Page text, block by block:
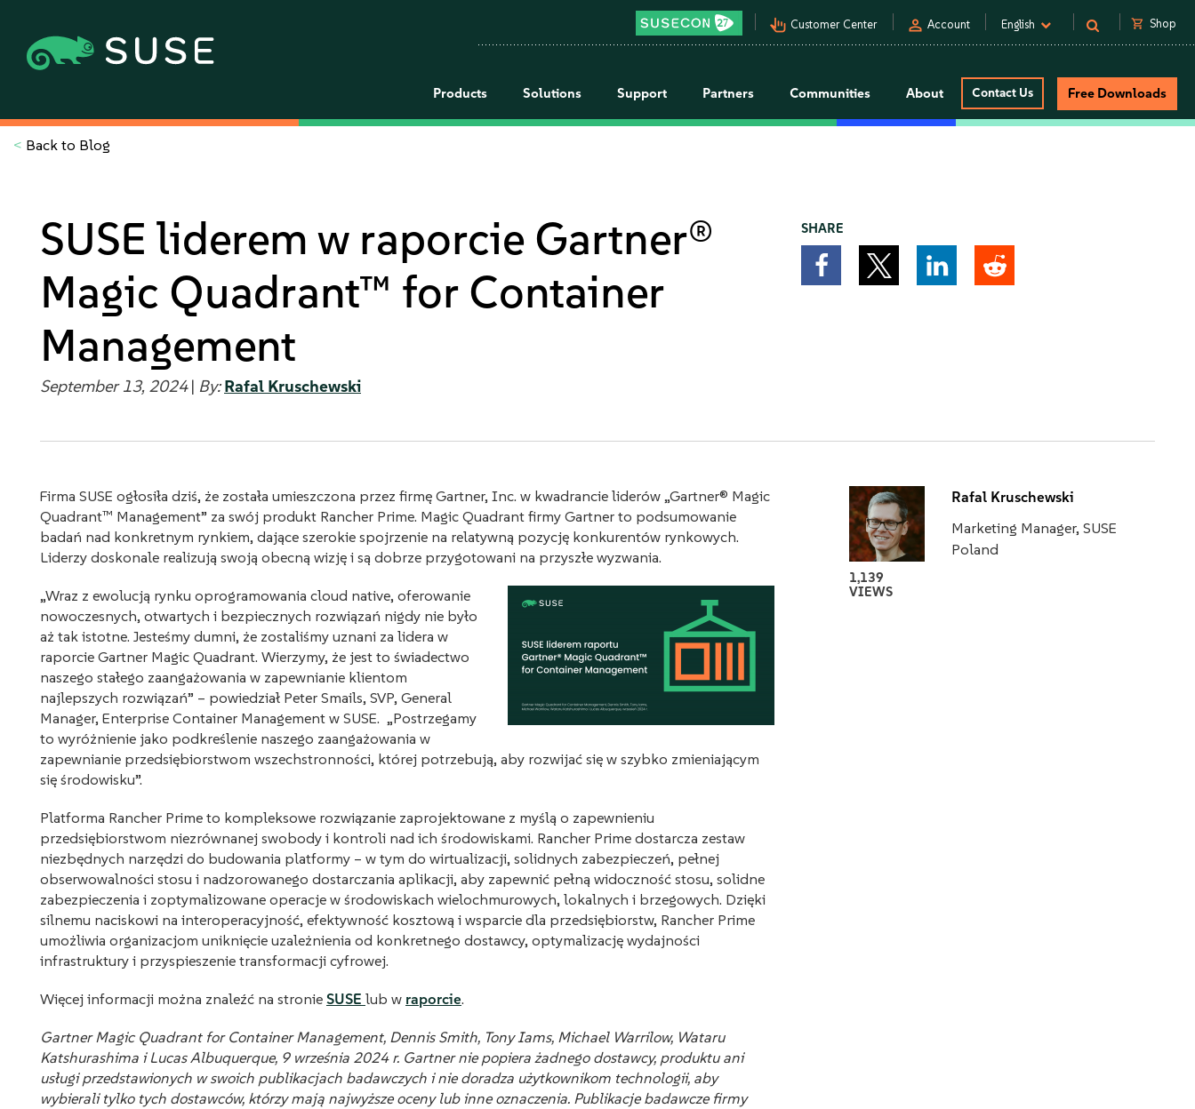
pan_tool_alt Customer Center person Account English shopping_cart Shop
Products Solutions Support Partners Communities About Contact Us Free Downloads
< Back to Blog
SUSE liderem w raporcie Gartner®
Magic Quadrant™ for Container
Management
September 13, 2024| By:Rafal Kruschewski
SHARE
Firma SUSE ogłosiła dziś, że została umieszczona przez firmę Gartner, Inc. w kwadrancie liderów „Gartner® Magic
Quadrant™ Management” za swój produkt Rancher Prime. Magic Quadrant firmy Gartner to podsumowanie
badań nad konkretnym rynkiem, dające szerokie spojrzenie na relatywną pozycję konkurentów rynkowych.
Liderzy doskonale realizują swoją obecną wizję i są dobrze przygotowani na przyszłe wyzwania.
„Wraz z ewolucją rynku oprogramowania cloud native, oferowanie
nowoczesnych, otwartych i bezpiecznych rozwiązań nigdy nie było
aż tak istotne. Jesteśmy dumni, że zostaliśmy uznani za lidera w
raporcie Gartner Magic Quadrant. Wierzymy, że jest to świadectwo
naszego stałego zaangażowania w zapewnianie klientom
najlepszych rozwiązań” – powiedział Peter Smails, SVP, General
Manager, Enterprise Container Management w SUSE. „Postrzegamy
to wyróżnienie jako podkreślenie naszego zaangażowania w
zapewnianie przedsiębiorstwom wszechstronności, której potrzebują, aby rozwijać się w szybko zmieniającym
się środowisku”.
Platforma Rancher Prime to kompleksowe rozwiązanie zaprojektowane z myślą o zapewnieniu
przedsiębiorstwom niezrównanej swobody i kontroli nad ich środowiskami. Rancher Prime dostarcza zestaw
niezbędnych narzędzi do budowania platformy – w tym do wirtualizacji, solidnych zabezpieczeń, pełnej
obserwowalności stosu i nadzorowanego dostarczania aplikacji, aby zapewnić pełną widoczność stosu, solidne
zabezpieczenia i zoptymalizowane operacje w środowiskach wielochmurowych, lokalnych i brzegowych. Dzięki
silnemu naciskowi na interoperacyjność, efektywność kosztową i wsparcie dla przedsiębiorstw, Rancher Prime
umożliwia organizacjom uniknięcie uzależnienia od konkretnego dostawcy, optymalizację wydajności
infrastruktury i przyspieszenie transformacji cyfrowej.
Więcej informacji można znaleźć na stronie SUSE lub w raporcie.
Gartner Magic Quadrant for Container Management, Dennis Smith, Tony Iams, Michael Warrilow, Wataru
Katshurashima i Lucas Albuquerque, 9 września 2024 r. Gartner nie popiera żadnego dostawcy, produktu ani
usługi przedstawionych w swoich publikacjach badawczych i nie doradza użytkownikom technologii, aby
wybierali tylko tych dostawców, którzy mają najwyższe oceny lub inne oznaczenia. Publikacje badawcze firmy
1,139
VIEWS
Rafal Kruschewski
Marketing Manager, SUSE
Poland